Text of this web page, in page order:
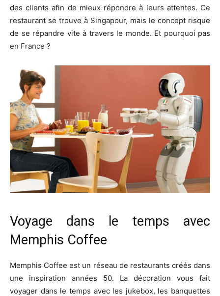
des clients afin de mieux répondre à leurs attentes. Ce
restaurant se trouve à Singapour, mais le concept risque
de se répandre vite à travers le monde. Et pourquoi pas
en France ?
Voyage dans le temps avec
Memphis Coffee
Memphis Coffee est un réseau de restaurants créés dans
une inspiration années 50. La décoration vous fait
voyager dans le temps avec les jukebox, les banquettes